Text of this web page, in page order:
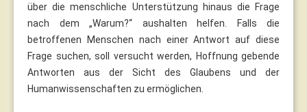
über die menschliche Unterstützung hinaus die Frage
nach dem „Warum?“ aushalten helfen. Falls die
betroffenen Menschen nach einer Antwort auf diese
Frage suchen, soll versucht werden, Hoffnung gebende
Antworten aus der Sicht des Glaubens und der
Humanwissenschaften zu ermöglichen.